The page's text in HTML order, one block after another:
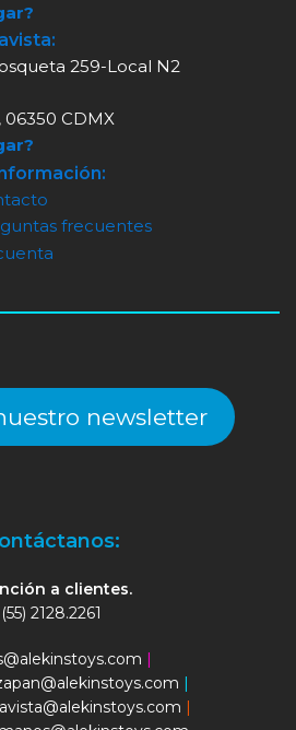
259-Local N2
CDMX
frecuentes
newsletter
a clientes.
(55) 2128.2261
|
|
|